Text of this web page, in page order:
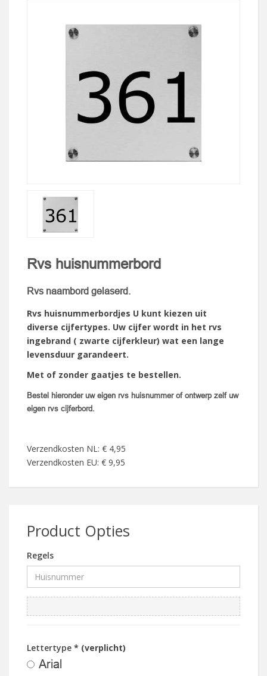
Rvs huisnummerbord
Rvs naambord gelaserd.
Rvs huisnummerbordjes U kunt kiezen uit
diverse cijfertypes. Uw cijfer wordt in het rvs
ingebrand ( zwarte cijferkleur) wat een lange
levensduur garandeert.
Met of zonder gaatjes te bestellen.
Bestel hieronder uw eigen rvs huisnummer of ontwerp zelf uw
eigen rvs cijferbord.
Verzendkosten NL: € 4,95
Verzendkosten EU: € 9,95
Product Opties
Regels
Lettertype * (verplicht)
Arial